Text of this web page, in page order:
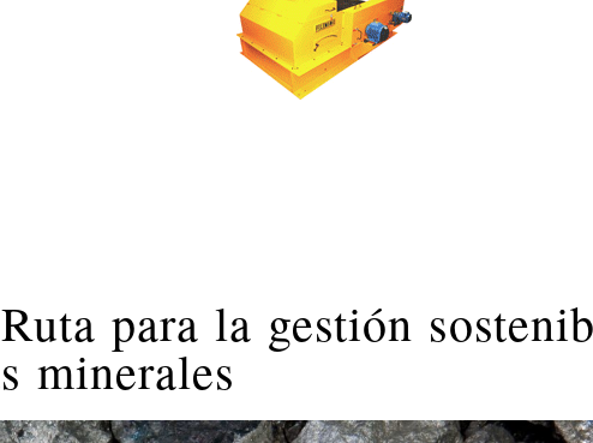
para la gestión
minerales